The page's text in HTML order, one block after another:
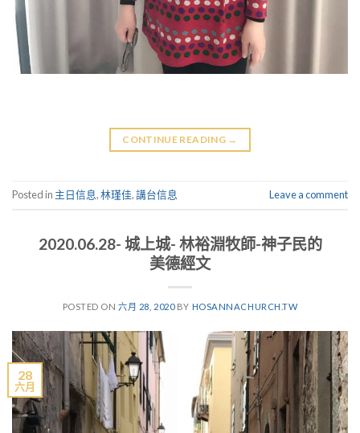
CONTINUE READING →
Posted in 主日信息,林瑾佳,講台信息 Leave a comment
2020.06.28- 城上城- 林裕淵牧師-神子民的
美德經文
POSTED ON六月 28, 2020BY HOSANNACHURCH.TW
28
六月